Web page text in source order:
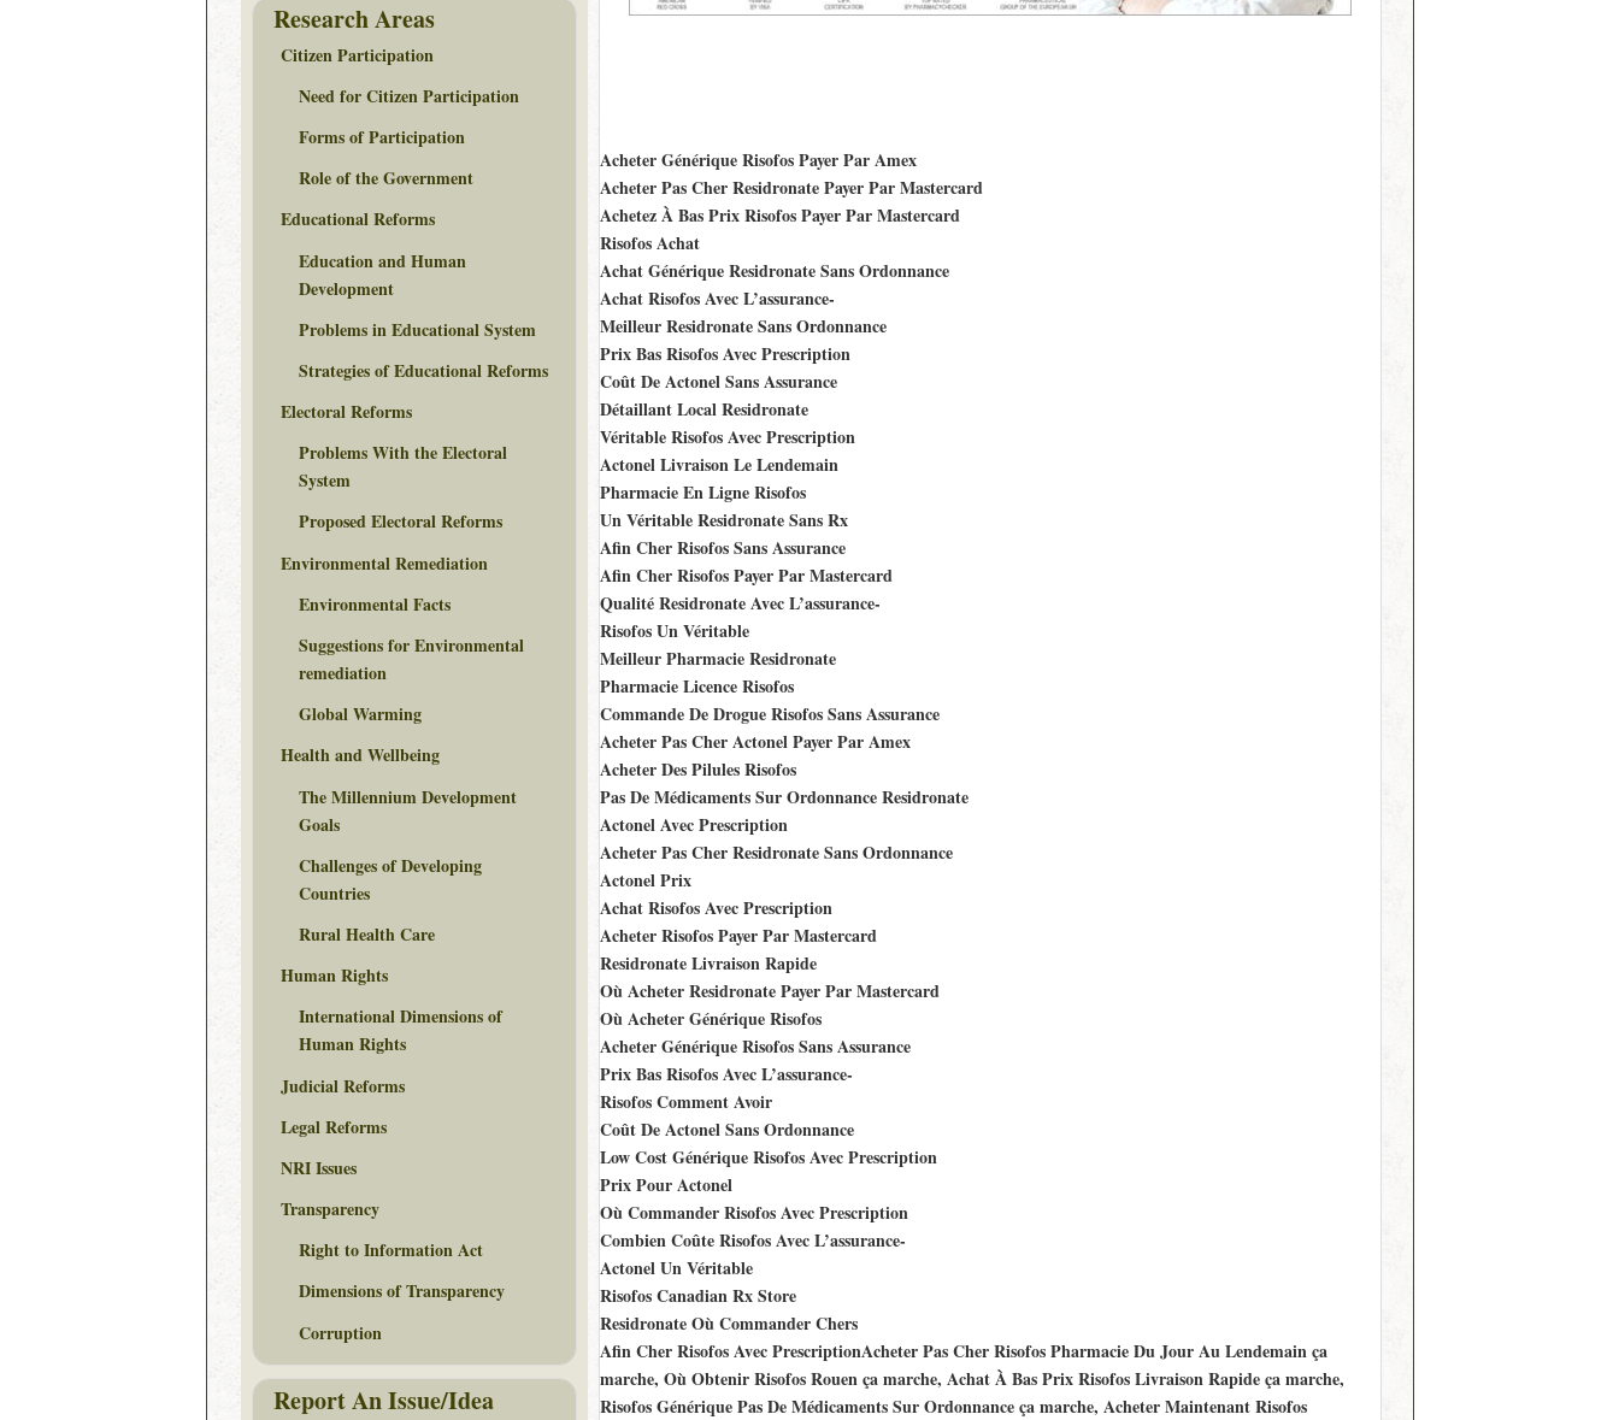
Acheter Générique Risofos Payer Par Amex
Acheter Pas Cher Residronate Payer Par Mastercard
Achetez À Bas Prix Risofos Payer Par Mastercard
Risofos Achat
Achat Générique Residronate Sans Ordonnance
Achat Risofos Avec L’assurance-
Meilleur Residronate Sans Ordonnance
Prix Bas Risofos Avec Prescription
Coût De Actonel Sans Assurance
Détaillant Local Residronate
Véritable Risofos Avec Prescription
Actonel Livraison Le Lendemain
Pharmacie En Ligne Risofos
Un Véritable Residronate Sans Rx
Afin Cher Risofos Sans Assurance
Afin Cher Risofos Payer Par Mastercard
Qualité Residronate Avec L’assurance-
Risofos Un Véritable
Meilleur Pharmacie Residronate
Pharmacie Licence Risofos
Commande De Drogue Risofos Sans Assurance
Acheter Pas Cher Actonel Payer Par Amex
Acheter Des Pilules Risofos
Pas De Médicaments Sur Ordonnance Residronate
Actonel Avec Prescription
Acheter Pas Cher Residronate Sans Ordonnance
Actonel Prix
Achat Risofos Avec Prescription
Acheter Risofos Payer Par Mastercard
Residronate Livraison Rapide
Où Acheter Residronate Payer Par Mastercard
Où Acheter Générique Risofos
Acheter Générique Risofos Sans Assurance
Prix Bas Risofos Avec L’assurance-
Risofos Comment Avoir
Coût De Actonel Sans Ordonnance
Low Cost Générique Risofos Avec Prescription
Prix Pour Actonel
Où Commander Risofos Avec Prescription
Combien Coûte Risofos Avec L’assurance-
Actonel Un Véritable
Risofos Canadian Rx Store
Residronate Où Commander Chers
Afin Cher Risofos Avec PrescriptionAcheter Pas Cher Risofos Pharmacie Du Jour Au Lendemain ça
marche, Où Obtenir Risofos Rouen ça marche, Achat À Bas Prix Risofos Livraison Rapide ça marche,
Risofos Générique Pas De Médicaments Sur Ordonnance ça marche, Acheter Maintenant Risofos
Research Areas
Citizen Participation
Need for Citizen Participation
Forms of Participation
Role of the Government
Educational Reforms
Education and Human
Development
Problems in Educational System
Strategies of Educational Reforms
Electoral Reforms
Problems With the Electoral
System
Proposed Electoral Reforms
Environmental Remediation
Environmental Facts
Suggestions for Environmental
remediation
Global Warming
Health and Wellbeing
The Millennium Development
Goals
Challenges of Developing
Countries
Rural Health Care
Human Rights
International Dimensions of
Human Rights
Judicial Reforms
Legal Reforms
NRI Issues
Transparency
Right to Information Act
Dimensions of Transparency
Corruption
Report An Issue/Idea